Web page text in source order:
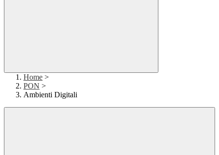
Home >
PON >
Ambienti Digitali